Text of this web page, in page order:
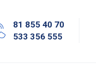
81 855 40 70
533 356 555